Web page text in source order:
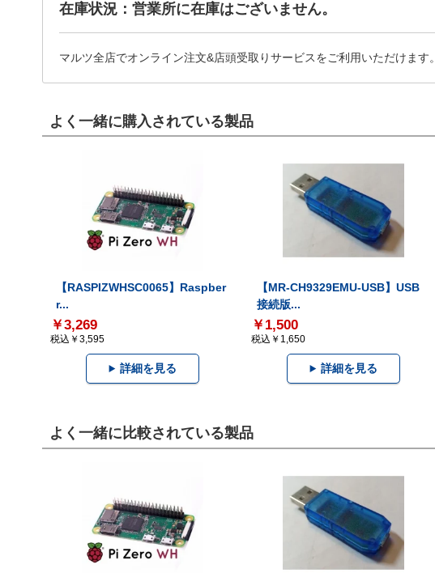
在庫状況：営業所に在庫はございません。
マルツ全店でオンライン注文&店頭受取りサービスをご利用いただけます。
よく一緒に購入されている製品
【RASPIZWHSC0065】Raspber
r...
￥3,269
税込￥3,595
詳細を見る
【MR-CH9329EMU-USB】USB
接続版...
￥1,500
税込￥1,650
詳細を見る
よく一緒に比較されている製品